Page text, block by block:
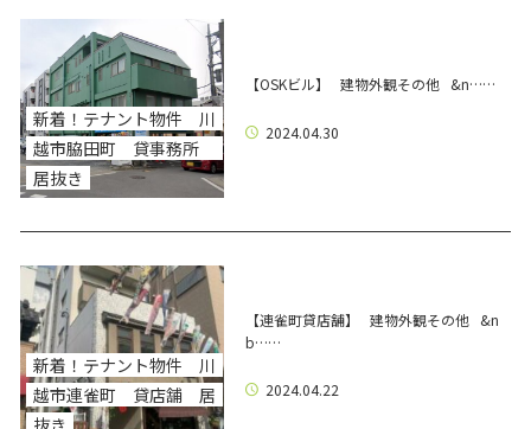
新着！テナント物件 川
越市脇田町 貸事務所
居抜き
【OSKビル】 建物外観その他 &n……
2024.04.30
新着！テナント物件 川
越市連雀町 貸店舗 居
【連雀町貸店舗】 建物外観その他 &n
b……
2024.04.22